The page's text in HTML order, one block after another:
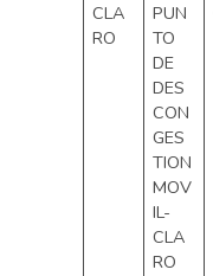
CLA
RO
PUN
TO
DE
DES
CON
GES
TION
MOV
IL-
CLA
RO